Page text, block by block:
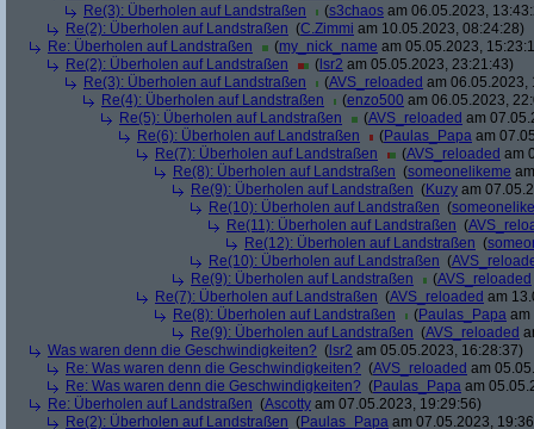
Re(3): Überholen auf Landstraßen
(s3chaos am 06.05.2023,
Re(2): Überholen auf Landstraßen (C.Zimmi am 10.05.2023, 08:24:28)
Re: Überholen auf Landstraßen
(my_nick_name am 05.05.2023,
Re(2): Überholen auf Landstraßen
( lsr2 am 05.05.2023, 23:21:43)
Re(3): Überholen auf Landstraßen
(AVS_reloaded am 06.05.2023,
Re(4): Überholen auf Landstraßen
(enzo500 am 06.05.2023,
Re(5): Überholen auf Landstraßen
(AVS_reloaded am
Re(6): Überholen auf Landstraßen
(Paulas_Papa am
Re(7): Überholen auf Landstraßen
(AVS_reloaded am
Re(8): Überholen auf Landstraßen (someonelikeme
Re(9): Überholen auf Landstraßen (Kuzy am
Re(10): Überholen auf Landstraßen (
Re(11): Überholen auf Landstraßen (
Re(12): Überholen auf Landstraßen (
Re(10): Überholen auf Landstraßen (
Re(9): Überholen auf Landstraßen
(AVS_reloaded
Re(7): Überholen auf Landstraßen (AVS_reloaded am
Re(8): Überholen auf Landstraßen
(Paulas_Papa am
Re(9): Überholen auf Landstraßen (AVS_reloaded
Was waren denn die Geschwindigkeiten? ( lsr2 am 05.05.2023, 16:28:37)
Re: Was waren denn die Geschwindigkeiten? (AVS_reloaded am
Re: Was waren denn die Geschwindigkeiten? (Paulas_Papa am
Re: Überholen auf Landstraßen (Ascotty am 07.05.2023, 19:29:56)
Re(2): Überholen auf Landstraßen (Paulas_Papa am 07.05.2023,